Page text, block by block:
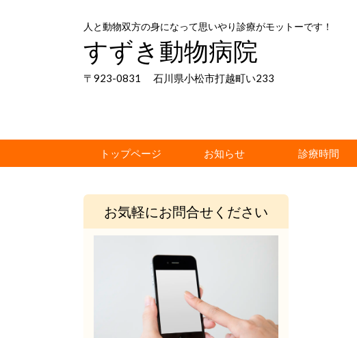
人と動物双方の身になって思いやり診療がモットーです！
すずき動物病院
〒923-0831 石川県小松市打越町い233
トップページ お知らせ 診療時間
お気軽にお問合せください